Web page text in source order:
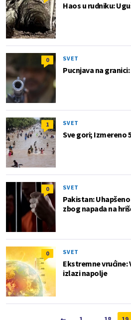
Haos u rudniku:
0 SVET
Pucnjava na
1 SVET
Sve gori; Izmereno
0 SVET
Pakistan:
zbog napada na
0 SVET
Ekstremne vrućine:
izlazi napolje